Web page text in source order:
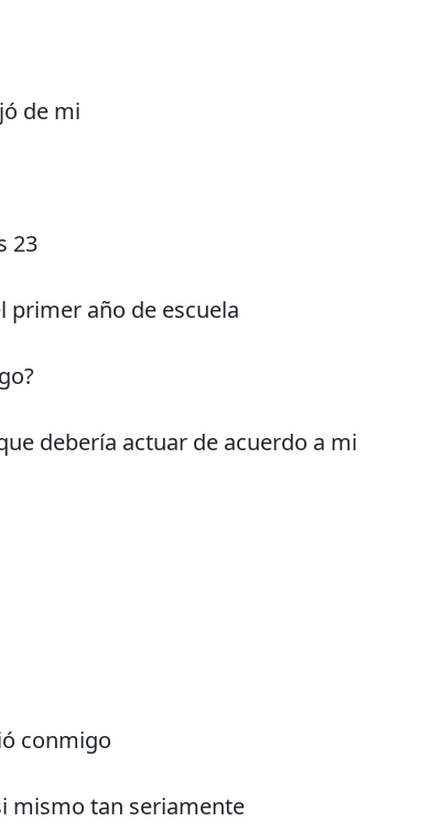
de mi
23
primer año de escuela
debería actuar de acuerdo a mi
conmigo
mismo tan seriamente